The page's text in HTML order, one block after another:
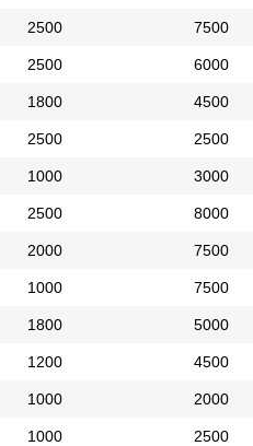
2500 7500
2500 6000
1800 4500
2500 2500
1000 3000
2500 8000
2000 7500
1000 7500
1800 5000
1200 4500
1000 2000
1000 2500